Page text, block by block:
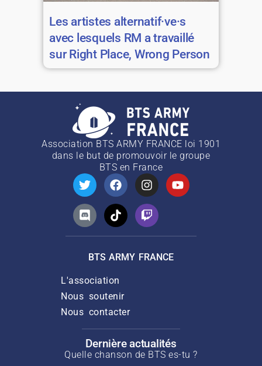
Les artistes alternatif·ve·s
avec lesquels RM a travaillé
sur Right Place, Wrong Person
Association BTS ARMY FRANCE loi 1901
dans le but de promouvoir le groupe
BTS en France
BTS ARMY FRANCE
L'association
Nous soutenir
Nous contacter
Dernière actualités
Quelle chanson de BTS es-tu ?